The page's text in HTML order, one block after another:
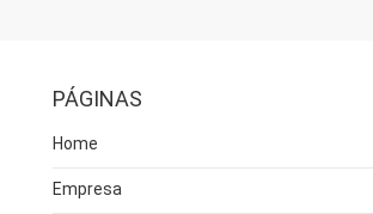
PÁGINAS
Home
Empresa